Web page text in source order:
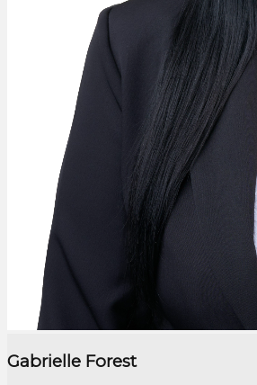
Gabrielle Forest